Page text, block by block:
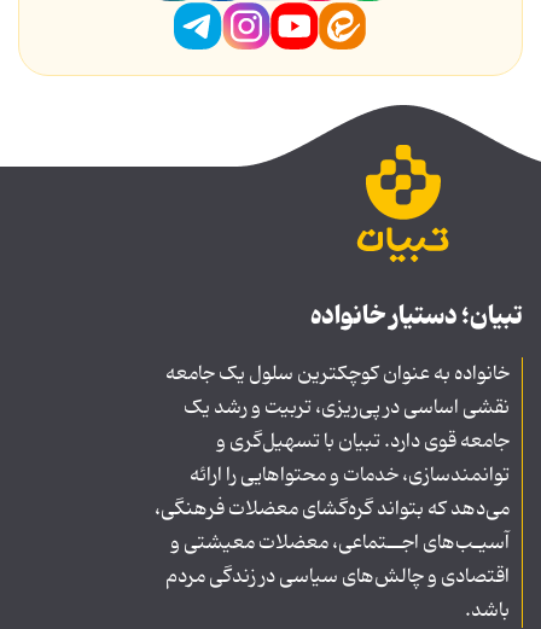
تبیان؛ دستیار خانواده
خانواده به عنوان کوچکترین سلول یک جامعه
نقشی اساسی در پی‌ریزی، تربیت و رشد یک
جامعه قوی دارد. تبیان با تسهیل‌گری و
توانمندسازی، خدمات و محتواهایی را ارائه
می‌دهد که بتواند گره‌گشای معضلات فرهنگی،
آسیـب‌های اجــتماعی، معضلات معیشتی و
اقتصادی و چالش‌های سیاسی در زندگی مردم
باشد.